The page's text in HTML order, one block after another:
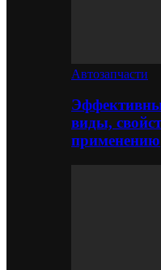
Автозапчасти
виды,
применению